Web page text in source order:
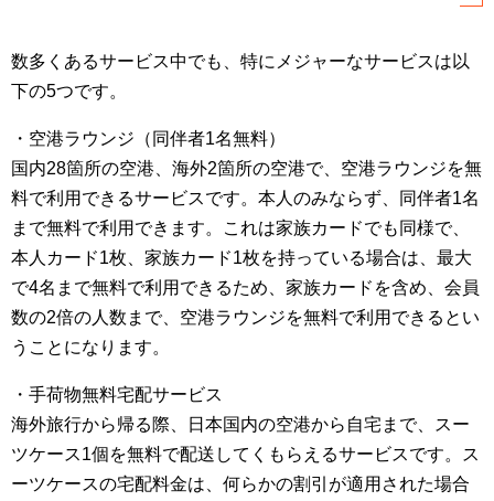
数多くあるサービス中でも、特にメジャーなサービスは以
下の5つです。
・空港ラウンジ（同伴者1名無料）
国内28箇所の空港、海外2箇所の空港で、空港ラウンジを無
料で利用できるサービスです。本人のみならず、同伴者1名
まで無料で利用できます。これは家族カードでも同様で、
本人カード1枚、家族カード1枚を持っている場合は、最大
で4名まで無料で利用できるため、家族カードを含め、会員
数の2倍の人数まで、空港ラウンジを無料で利用できるとい
うことになります。
・手荷物無料宅配サービス
海外旅行から帰る際、日本国内の空港から自宅まで、スー
ツケース1個を無料で配送してくもらえるサービスです。ス
ーツケースの宅配料金は、何らかの割引が適用された場合